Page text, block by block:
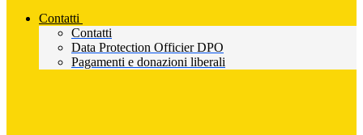
Contatti
Contatti
Data Protection Officier DPO
Pagamenti e donazioni liberali